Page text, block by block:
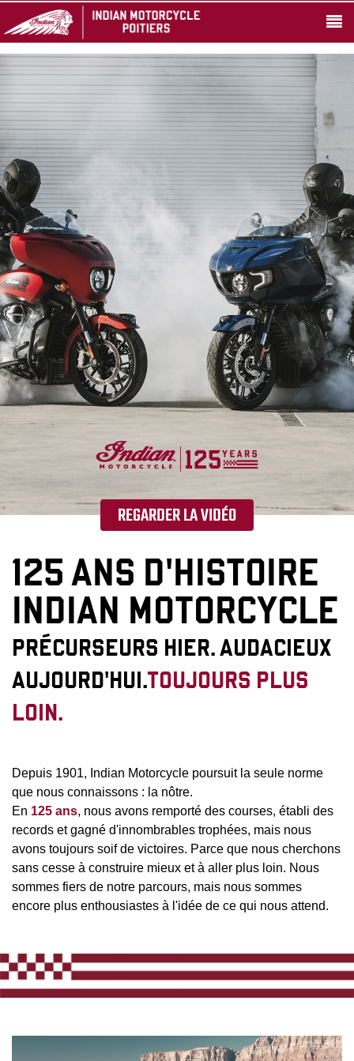
REGARDER LA VIDÉO
125 ANS D'HISTOIRE
INDIAN MOTORCYCLE
PRÉCURSEURS HIER. AUDACIEUX
AUJOURD'HUI.TOUJOURS PLUS
LOIN.
Depuis 1901, Indian Motorcycle poursuit la seule norme
que nous connaissons : la nôtre.
En 125 ans, nous avons remporté des courses, établi des
records et gagné d'innombrables trophées, mais nous
avons toujours soif de victoires. Parce que nous cherchons
sans cesse à construire mieux et à aller plus loin. Nous
sommes fiers de notre parcours, mais nous sommes
encore plus enthousiastes à l'idée de ce qui nous attend.